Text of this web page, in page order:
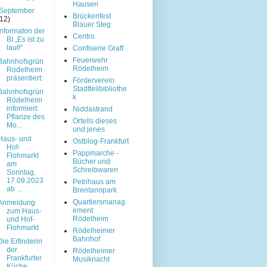
der
BI „Es ist zu
laut!“
Rödelheim
präsentiert:
Rödelheim
informiert:
Pflanze des
Mo...
und
Hof-
Flohmarkt
am
Sonntag,
17.09.2023
ab ...
zum Haus-
und Hof-
Flohmarkt
Erfinderin
der
Frankfurter
Hausen
Brückenfest
Blauer Steg
Centro
Confiserie Graff
Feuerwehr
Rödelheim
Förderverein
Stadtteilbibliothe
k
Niddastrand
Ortells dieses
und jenes
Ostblog-Frankfurt
Pappmarche -
Bücher und
Schreibwaren
Petrihaus am
Brentanopark
Quartiersmanag
ement
Rödelheim
Rödelheimer
Bahnhof
Rödelheimer
Musiknacht